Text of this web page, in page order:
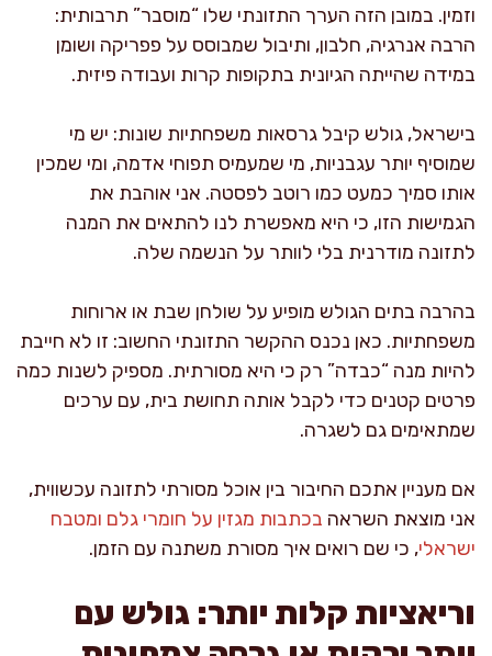
וזמין. במובן הזה הערך התזונתי שלו “מוסבר” תרבותית:
הרבה אנרגיה, חלבון, ותיבול שמבוסס על פפריקה ושומן
במידה שהייתה הגיונית בתקופות קרות ועבודה פיזית.
בישראל, גולש קיבל גרסאות משפחתיות שונות: יש מי
שמוסיף יותר עגבניות, מי שמעמיס תפוחי אדמה, ומי שמכין
אותו סמיך כמעט כמו רוטב לפסטה. אני אוהבת את
הגמישות הזו, כי היא מאפשרת לנו להתאים את המנה
לתזונה מודרנית בלי לוותר על הנשמה שלה.
בהרבה בתים הגולש מופיע על שולחן שבת או ארוחות
משפחתיות. כאן נכנס ההקשר התזונתי החשוב: זו לא חייבת
להיות מנה “כבדה” רק כי היא מסורתית. מספיק לשנות כמה
פרטים קטנים כדי לקבל אותה תחושת בית, עם ערכים
שמתאימים גם לשגרה.
אם מעניין אתכם החיבור בין אוכל מסורתי לתזונה עכשווית,
אני מוצאת השראה בכתבות מגזין על חומרי גלם ומטבח
ישראלי, כי שם רואים איך מסורת משתנה עם הזמן.
וריאציות קלות יותר: גולש עם